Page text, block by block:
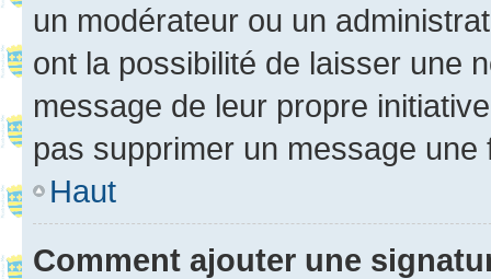
un modérateur ou un
ont la possibilité de laisser une
message de leur propre
pas supprimer un message une
Haut
Comment ajouter une